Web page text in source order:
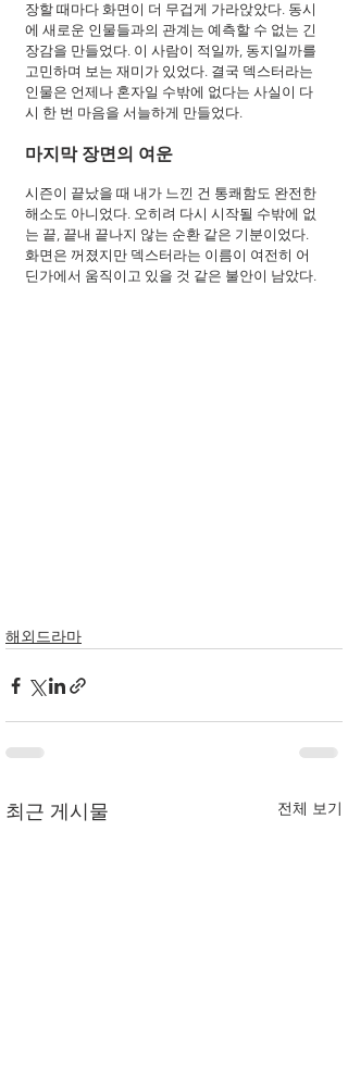
장할 때마다 화면이 더 무겁게 가라앉았다. 동시
에 새로운 인물들과의 관계는 예측할 수 없는 긴
장감을 만들었다. 이 사람이 적일까, 동지일까를
고민하며 보는 재미가 있었다. 결국 덱스터라는
인물은 언제나 혼자일 수밖에 없다는 사실이 다
시 한 번 마음을 서늘하게 만들었다.
마지막 장면의 여운
시즌이 끝났을 때 내가 느낀 건 통쾌함도 완전한
해소도 아니었다. 오히려 다시 시작될 수밖에 없
는 끝, 끝내 끝나지 않는 순환 같은 기분이었다.
화면은 꺼졌지만 덱스터라는 이름이 여전히 어
딘가에서 움직이고 있을 것 같은 불안이 남았다.
해외드라마
최근 게시물 전체 보기